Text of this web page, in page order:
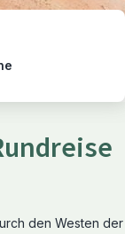
den Westen der